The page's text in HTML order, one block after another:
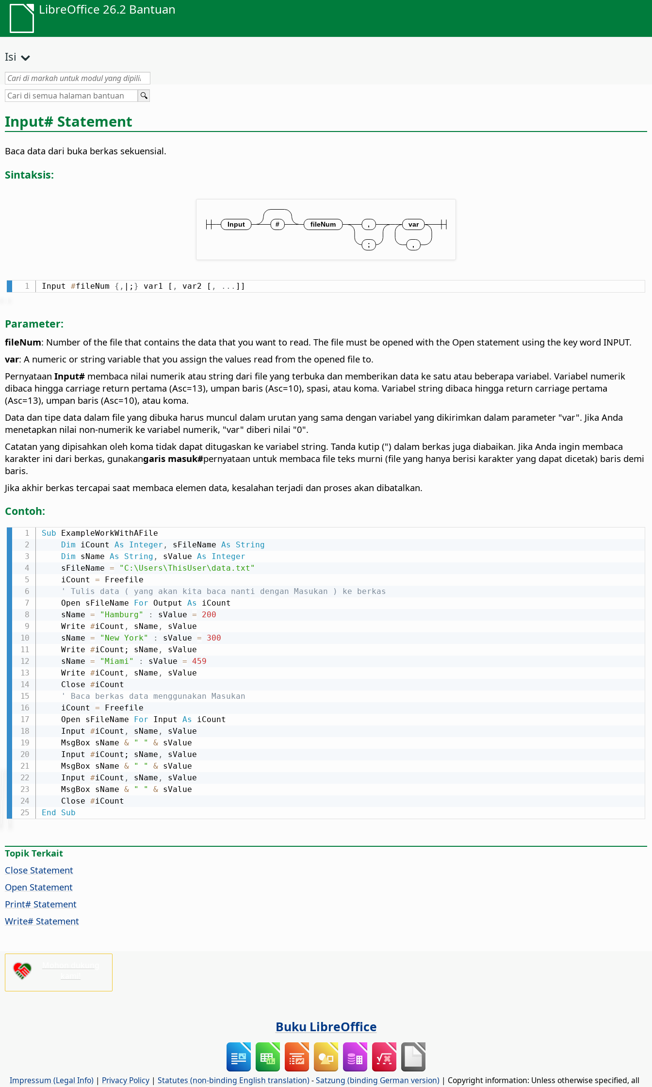
LibreOffice 26.2 Bantuan
Isi
Input# Statement
Baca data dari buka berkas sekuensial.
Sintaksis:
Input #fileNum { , |; } var1 [ , var2 [ , . . . ]]
Parameter:
fileNum: Number of the file that contains the data that you want to read. The file must be opened with the Open statement using the key word INPUT.
var: A numeric or string variable that you assign the values read from the opened file to.
Pernyataan Input# membaca nilai numerik atau string dari file yang terbuka dan memberikan data ke satu atau beberapa variabel. Variabel numerik
dibaca hingga carriage return pertama (Asc=13), umpan baris (Asc=10), spasi, atau koma. Variabel string dibaca hingga return carriage pertama
(Asc=13), umpan baris (Asc=10), atau koma.
Data dan tipe data dalam file yang dibuka harus muncul dalam urutan yang sama dengan variabel yang dikirimkan dalam parameter "var". Jika Anda
menetapkan nilai non-numerik ke variabel numerik, "var" diberi nilai "0".
Catatan yang dipisahkan oleh koma tidak dapat ditugaskan ke variabel string. Tanda kutip (") dalam berkas juga diabaikan. Jika Anda ingin membaca
karakter ini dari berkas, gunakangaris masuk#pernyataan untuk membaca file teks murni (file yang hanya berisi karakter yang dapat dicetak) baris demi
baris.
Jika akhir berkas tercapai saat membaca elemen data, kesalahan terjadi dan proses akan dibatalkan.
Contoh:
Sub ExampleWorkWithAFile
Dim iCount As Integer , sFileName As
String
Dim sName As String , sValue As
Integer
    sFileName
=
"C:\Users\ThisUser\data.txt"
    iCount
= Freefile
' Tulis data ( yang akan kita baca nanti dengan Masukan ) ke berkas
    Open sFileName
For Output As iCount
    sName
= "Hamburg" : sValue =
200
    Write
#iCount , sName ,
sValue
    sName
= "New York" : sValue =
300
    Write
#iCount; sName ,
sValue
    sName
= "Miami" : sValue = 459
    Write
#iCount , sName ,
sValue
    Close
#iCount
' Baca berkas data menggunakan Masukan
    iCount
= Freefile
    Open sFileName
For Input As iCount
    Input
#iCount , sName ,
sValue
    MsgBox sName
& " " & sValue
    Input
#iCount; sName ,
sValue
    MsgBox sName
& " " & sValue
    Input
#iCount , sName ,
sValue
    MsgBox sName
& " " & sValue
    Close
#
End
Sub
Topik Terkait
Close Statement
Open Statement
Print# Statement
Write# Statement
Buku LibreOffice
Impressum (Legal Info) | Privacy Policy | Statutes (non-binding English translation) -Satzung (binding German version) | Copyright information: Unless otherwise specified, all